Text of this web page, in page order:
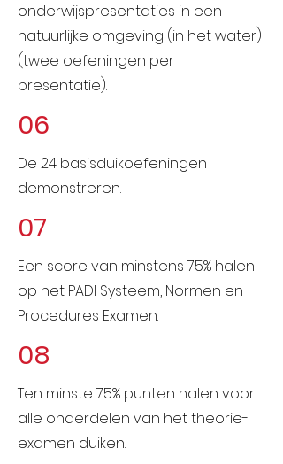
onderwijspresentaties in een
natuurlijke omgeving (in het water)
(twee oefeningen per
presentatie).
06
De 24 basisduikoefeningen
demonstreren.
07
Een score van minstens 75% halen
op het PADI Systeem, Normen en
Procedures Examen.
08
Ten minste 75% punten halen voor
alle onderdelen van het theorie-
examen duiken.